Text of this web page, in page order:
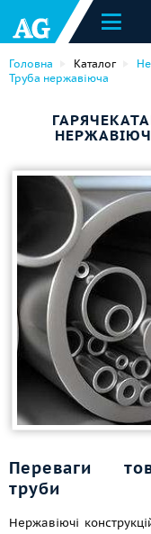
Головна Каталог
Труба нержавіюча
Переваги
труби
Нержавіючі